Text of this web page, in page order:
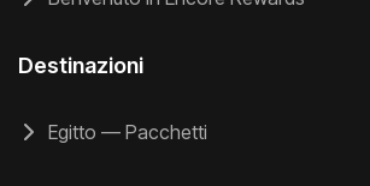
Destinazioni
Egitto — Pacchetti